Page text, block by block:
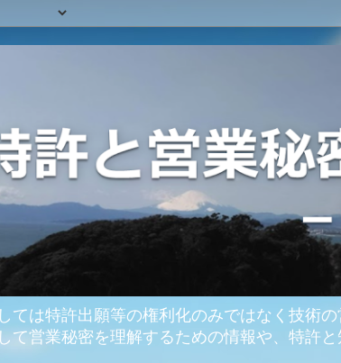
ては特許出願等の権利化のみではなく技術
て営業秘密を理解するための情報や、特許